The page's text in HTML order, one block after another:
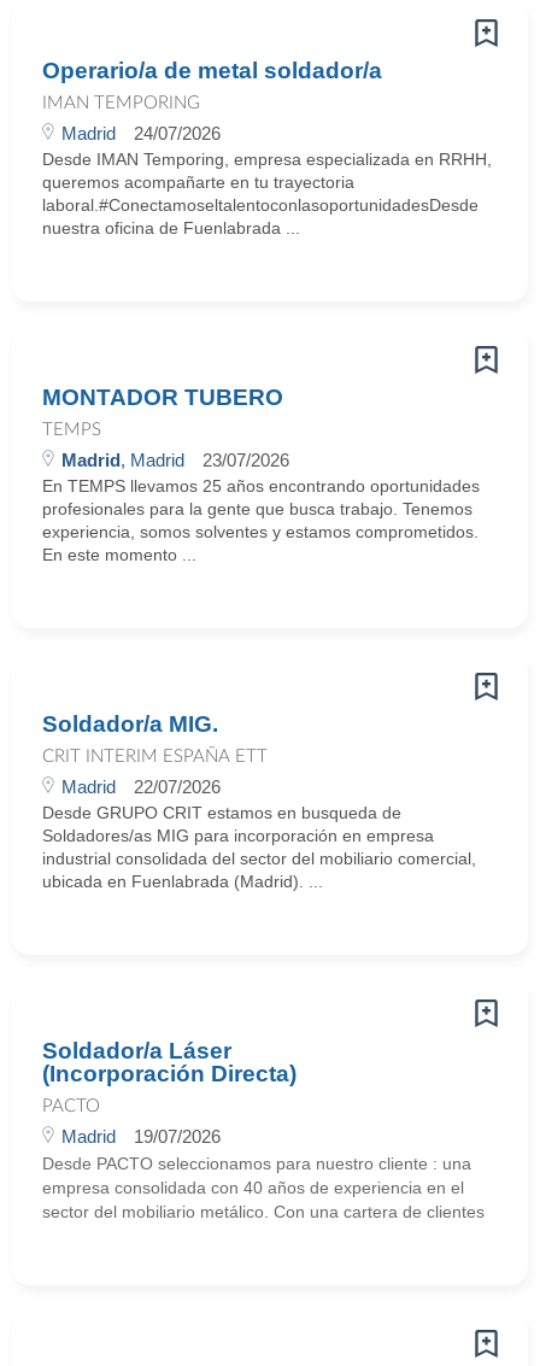
Operario/a de metal soldador/a
IMAN TEMPORING
Madrid 24/07/2026
Desde IMAN Temporing, empresa especializada en RRHH,
queremos acompañarte en tu trayectoria
laboral.#ConectamoseltalentoconlasoportunidadesDesde
nuestra oficina de Fuenlabrada ...
MONTADOR TUBERO
TEMPS
Madrid, Madrid 23/07/2026
En TEMPS llevamos 25 años encontrando oportunidades
profesionales para la gente que busca trabajo. Tenemos
experiencia, somos solventes y estamos comprometidos.
En este momento ...
Soldador/a MIG.
CRIT INTERIM ESPAÑA ETT
Madrid 22/07/2026
Desde GRUPO CRIT estamos en busqueda de
Soldadores/as MIG para incorporación en empresa
industrial consolidada del sector del mobiliario comercial,
ubicada en Fuenlabrada (Madrid). ...
Soldador/a Láser
(Incorporación Directa)
PACTO
Madrid 19/07/2026
Desde PACTO seleccionamos para nuestro cliente : una
empresa consolidada con 40 años de experiencia en el
sector del mobiliario metálico. Con una cartera de clientes